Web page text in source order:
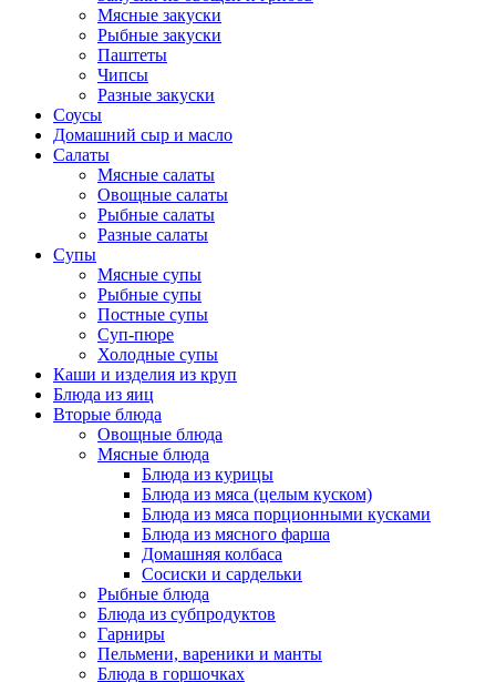
Мясные закуски
Рыбные закуски
Паштеты
Чипсы
Разные закуски
Соусы
Домашний сыр и масло
Салаты
Мясные салаты
Овощные салаты
Рыбные салаты
Разные салаты
Супы
Мясные супы
Рыбные супы
Постные супы
Суп-пюре
Холодные супы
Каши и изделия из круп
Блюда из яиц
Вторые блюда
Овощные блюда
Мясные блюда
Блюда из курицы
Блюда из мяса (целым куском)
Блюда из мяса порционными кусками
Блюда из мясного фарша
Домашняя колбаса
Сосиски и сардельки
Рыбные блюда
Блюда из субпродуктов
Гарниры
Пельмени, вареники и манты
Блюда в горшочках